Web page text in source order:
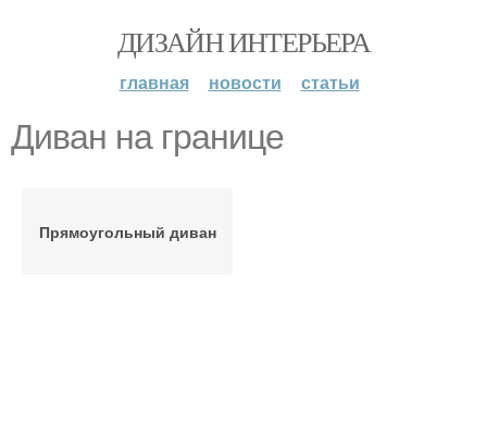
ДИЗАЙН ИНТЕРЬЕРА
главная новости статьи
Диван на границе
Прямоугольный диван